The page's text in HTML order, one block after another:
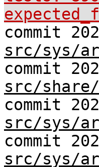
commit
src/sys/
commit
src/share/
commit
src/sys/
commit
src/sys/